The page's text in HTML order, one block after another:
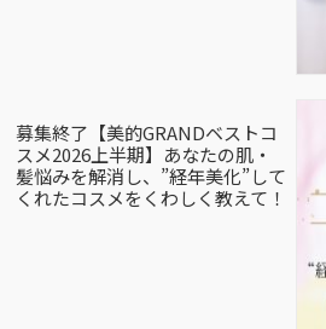
募集終了【美的GRANDベストコ
スメ2026上半期】あなたの肌・
髪悩みを解消し、”経年美化”して
くれたコスメをくわしく教えて！